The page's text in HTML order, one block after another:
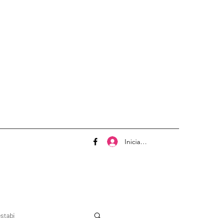
Iniciar sesión